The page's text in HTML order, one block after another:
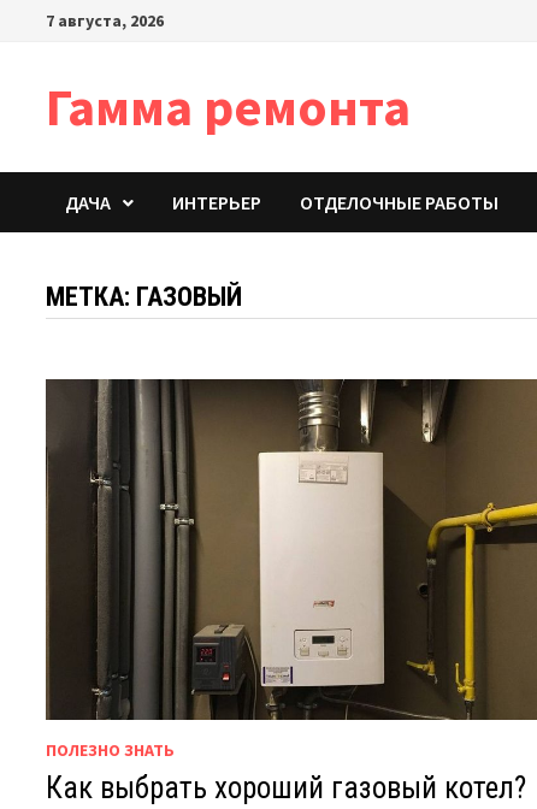
Перейти7 августа, 2026
Гамма ремонта
ДАЧА ИНТЕРЬЕР ОТДЕЛОЧНЫЕ РАБОТЫ
МЕТКА: ГАЗОВЫЙ
ПОЛЕЗНО ЗНАТЬ
Как выбрать хороший газовый котел?